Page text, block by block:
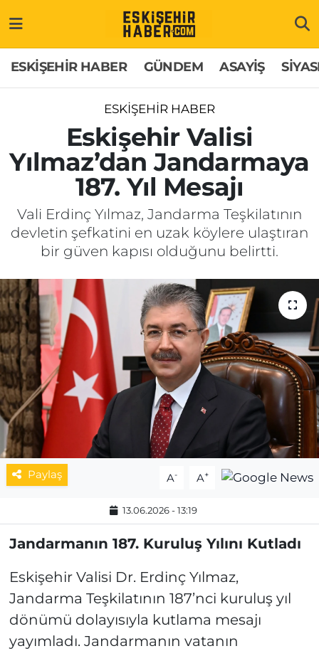
ESKİŞEHİR HABER GÜNDEM ASAYİŞ
ESKİŞEHİR HABER
Eskişehir Valisi
Yılmaz’dan Jandarmaya
187. Yıl Mesajı
Vali Erdinç Yılmaz, Jandarma Teşkilatının
devletin şefkatini en uzak köylere ulaştıran
bir güven kapısı olduğunu belirtti.
Paylaş A- A+
13.06.2026 - 13:19
Jandarmanın 187. Kuruluş Yılını Kutladı
Eskişehir Valisi Dr. Erdinç Yılmaz,
Jandarma Teşkilatının 187’nci kuruluş yıl
dönümü dolayısıyla kutlama mesajı
yayımladı. Jandarmanın vatanın
GÜNDEM
ASAYİŞ
SİYASET
EKONOMİ
SAĞLIK
SPOR
MAGAZİN
ESKİŞEHİRSPOR
Hakkımızda
İletişim
Künye
Odunpazarı Trafik Yoğunluk Haritası
Süper Lig Puan Durumu ve Fikstür
Tüm Manşetler
Son Dakika Haberleri
Haber Arşivi